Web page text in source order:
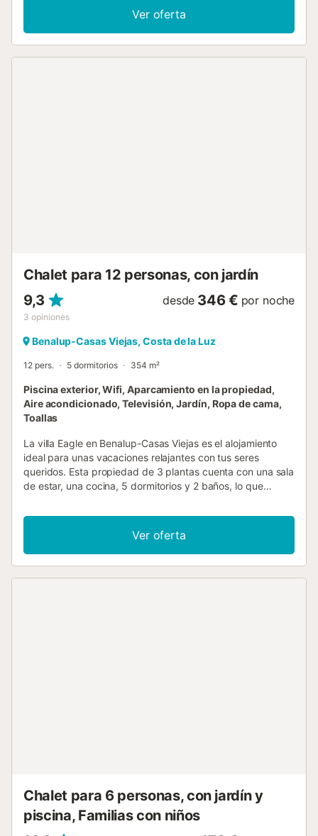
árboles. La proximidad a la playa, tiendas, actividades
deportivas, instalaciones de entretenimiento, lugares de
ocio, sitios de interés y cultura hacen de esta villa un
Ver oferta
Chalet para 12 personas, con jardín
9,3
3 opiniones
desde 346 € por noche
Benalup-Casas Viejas, Costa de la Luz
12 pers. 5 dormitorios 354 m²
Piscina exterior, Wifi, Aparcamiento en la propiedad,
Aire acondicionado, Televisión, Jardín, Ropa de cama,
Toallas
La villa Eagle en Benalup-Casas Viejas es el alojamiento
ideal para unas vacaciones relajantes con tus seres
queridos. Esta propiedad de 3 plantas cuenta con una sala
de estar, una cocina, 5 dormitorios y 2 baños, lo que
adicionales se incluyen Wi-Fi, televisión, aire
acondicionado, lavadora y secadora. También se dispone
de cuna y trona bajo petición. Disfruta de un oasis privado
con piscina, jardín, balcón, barbacoa y ducha exterior en
Ver oferta
Chalet para 6 personas, con jardín y
piscina, Familias con niños